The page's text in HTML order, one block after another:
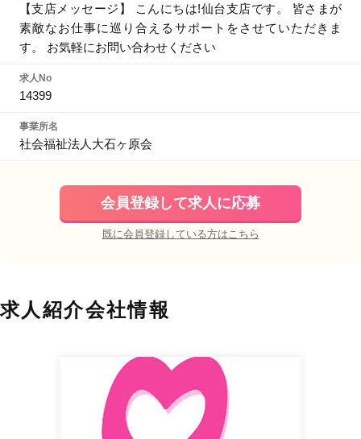
【支店メッセージ】 こんにちは!仙台支店です。 皆さまが
素敵なお仕事に巡り合えるサポートをさせていただきま
す。 お気軽にお問い合わせください
求人No
14399
事業所名
社会福祉法人大石ヶ原会
会員登録して求人に応募
既に会員登録している方はこちら
求人紹介会社情報